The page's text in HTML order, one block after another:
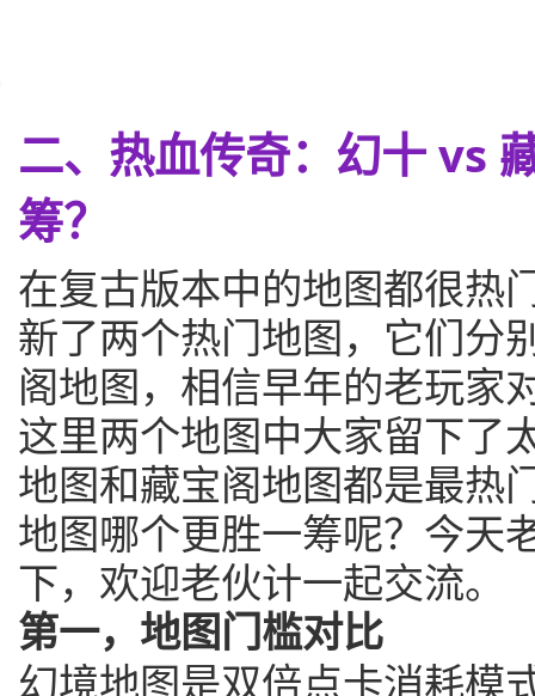
二、热血传奇：幻十 vs
筹？
在复古版本中的地图都很热
新了两个热门地图，它们分
阁地图，相信早年的老玩家
这里两个地图中大家留下了
地图和藏宝阁地图都是最热
地图哪个更胜一筹呢？今天
下，欢迎老伙计一起交流。
第一，地图门槛对比
幻境地图是双倍点卡消耗模